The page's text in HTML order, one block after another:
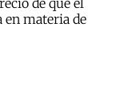
materia de